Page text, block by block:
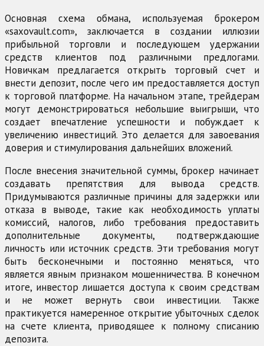
Основная схема обмана, используемая брокером
«saxovault.com», заключается в создании иллюзии
прибыльной торговли и последующем удержании
средств клиентов под различными предлогами.
Новичкам предлагается открыть торговый счет и
внести депозит, после чего им предоставляется доступ
к торговой платформе. На начальном этапе, трейдерам
могут демонстрироваться небольшие выигрыши, что
создает впечатление успешности и побуждает к
увеличению инвестиций. Это делается для завоевания
доверия и стимулирования дальнейших вложений.
После внесения значительной суммы, брокер начинает
создавать препятствия для вывода средств.
Придумываются различные причины для задержки или
отказа в выводе, такие как необходимость уплаты
комиссий, налогов, либо требования предоставить
дополнительные документы, подтверждающие
личность или источник средств. Эти требования могут
быть бесконечными и постоянно меняться, что
является явным признаком мошенничества. В конечном
итоге, инвестор лишается доступа к своим средствам
и не может вернуть свои инвестиции. Также
практикуется намеренное открытие убыточных сделок
на счете клиента, приводящее к полному списанию
депозита.